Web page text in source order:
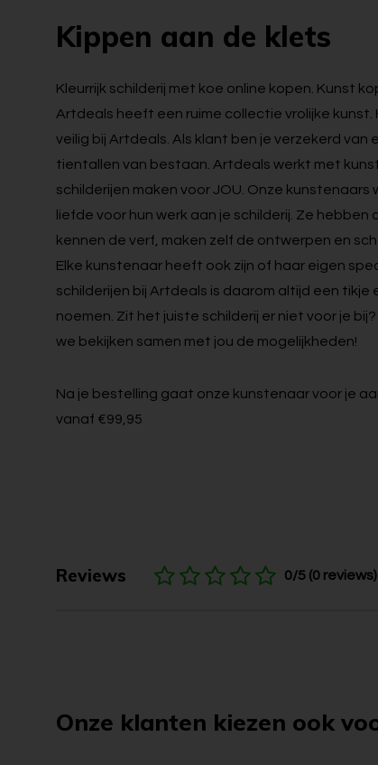
Kippen aan de klets
Kleurrijk schilderij met koe online kopen. Kunst
Artdeals heeft een ruime collectie vrolijke
veilig bij Artdeals. Als klant ben je verzekerd van
tientallen van bestaan. Artdeals werkt met
schilderijen maken voor JOU. Onze kunstenaars
liefde voor hun werk aan je schilderij. Ze hebben
kennen de verf, maken zelf de ontwerpen en
Elke kunstenaar heeft ook zijn of haar eigen
schilderijen bij Artdeals is daarom altijd een tikje
noemen. Zit het juiste schilderij er niet voor je
we bekijken samen met jou de mogelijkheden!
Na je bestelling gaat onze kunstenaar voor je
vanaf €99,95
Reviews 0/5 (0 reviews)
Onze klanten kiezen ook